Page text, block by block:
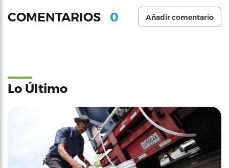
COMENTARIOS 0 Añadir comentario
Lo Último